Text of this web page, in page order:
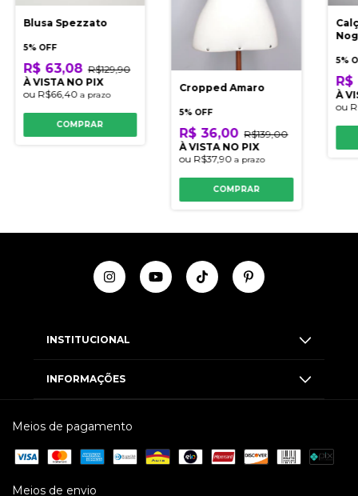
Blusa Spezzato
5% OFF
R$ 63,08 R$129,90
À VISTA NO PIX
ou R$66,40 a prazo
COMPRAR
Cropped Amaro
5% OFF
R$ 36,00 R$139,00
À VISTA NO PIX
ou R$37,90a prazo
COMPRAR
5%
R$
À
ou
INSTITUCIONAL
INFORMAÇÕES
Meios de pagamento
Meios de envio